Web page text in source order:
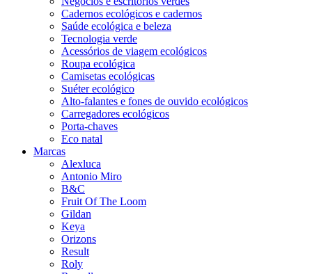
Cadernos ecológicos e cadernos
Saúde ecológica e beleza
Tecnologia verde
Acessórios de viagem ecológicos
Roupa ecológica
Camisetas ecológicas
Suéter ecológico
Alto-falantes e fones de ouvido ecológicos
Carregadores ecológicos
Porta-chaves
Eco natal
Marcas
Alexluca
Antonio Miro
B&C
Fruit Of The Loom
Gildan
Keya
Orizons
Result
Roly